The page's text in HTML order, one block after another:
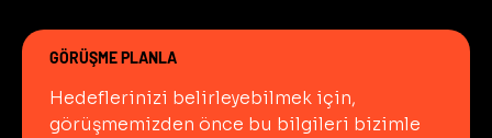
GÖRÜŞME PLANLA
Hedeflerinizi belirleyebilmek için,
görüşmemizden önce bu bilgileri bizimle